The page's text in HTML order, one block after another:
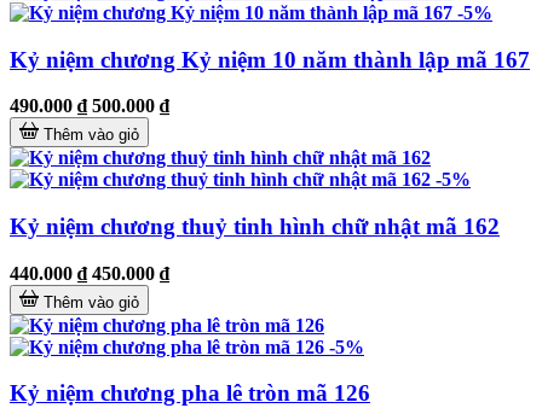
-5%
Kỷ niệm chương Kỷ niệm 10 năm thành lập mã 167
490.000 ₫500.000 ₫
Thêm vào giỏ
-5%
Kỷ niệm chương thuỷ tinh hình chữ nhật mã 162
440.000 ₫450.000 ₫
Thêm vào giỏ
-5%
Kỷ niệm chương pha lê tròn mã 126